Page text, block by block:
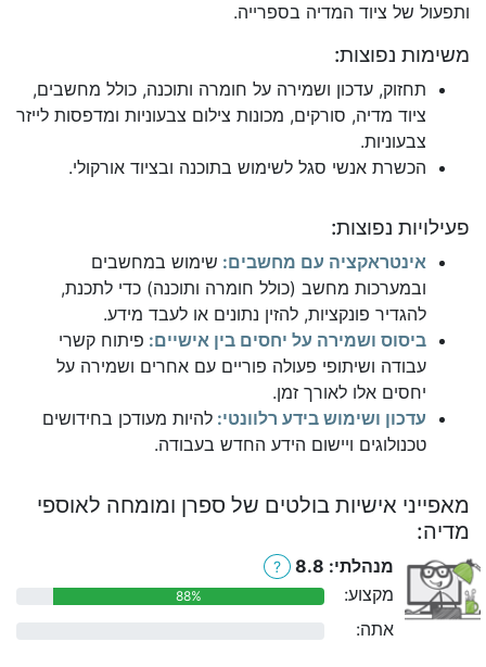
ותפעול של ציוד המדיה בספרייה.
משימות נפוצות:
תחזוק, עדכון ושמירה על חומרה ותוכנה, כולל מחשבים,
ציוד מדיה, סורקים, מכונות צילום צבעוניות ומדפסות לייזר
צבעוניות.
הכשרת אנשי סגל לשימוש בתוכנה ובציוד אורקולי.
פעילויות נפוצות:
אינטראקציה עם מחשבים: שימוש במחשבים
ובמערכות מחשב (כולל חומרה ותוכנה) כדי לתכנת,
להגדיר פונקציות, להזין נתונים או לעבד מידע.
ביסוס ושמירה על יחסים בין אישיים: פיתוח קשרי
עבודה ושיתופי פעולה פוריים עם אחרים ושמירה על
יחסים אלו לאורך זמן.
עדכון ושימוש בידע רלוונטי: להיות מעודכן בחידושים
טכנולוגים ויישום הידע החדש בעבודה.
מאפייני אישיות בולטים של ספרן ומומחה לאוספי
מדיה:
מנהלתי: 8.8 ?
מקצוע: 88%
אתה: